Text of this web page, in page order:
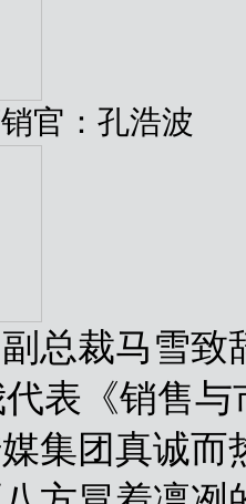
官：孔浩波
总裁马雪致
《销售与
集团真诚